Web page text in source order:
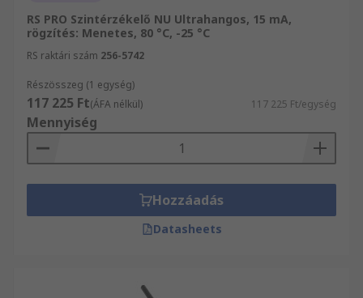
RS PRO Szintérzékelő NU Ultrahangos, 15 mA,
rögzítés: Menetes, 80 °C, -25 °C
RS raktári szám 256-5742
Részösszeg (1 egység)
117 225 Ft(ÁFA nélkül) 117 225 Ft/egység
Mennyiség
Hozzáadás
Datasheets